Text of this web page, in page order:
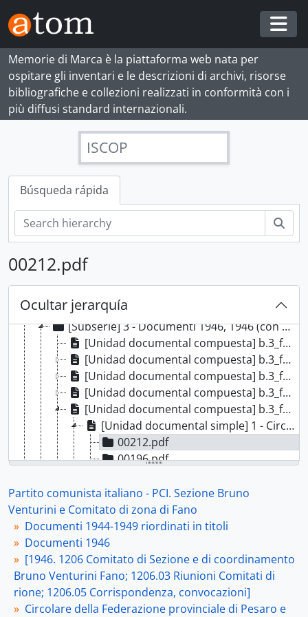
Skip to main content
Memorie di Marca è la piattaforma web nata per
ospitare gli inventari e le descrizioni di archivi, risorse
bibliografiche e collezioni realizzati in conformità con i
più diffusi standard internazionali.
ISCOP
Búsqueda rápida
00212.pdf
Ocultar jerarquía
[Fondo] APCISBVCZF - Partito comunista italiano - PCI. Sezione Bruno Venturini e Comitato di zona di Fano, 1944-1983 (con lacune e documenti del [1930-1943?])
[Serie] 1 - Documenti 1944-1949 riordinati in titoli, 1944-1949 con documenti del 1936, 1938-1939
[Subserie] 2 - Documenti 1945, 1945 (con documenti del 1944)
[Subserie] 3 - Documenti 1946, 1946 (con documenti del 1936, 1938-1939)
[Unidad documental compuesta] b.3_fasc.1 - [1946. 200 Documenti su Problemi giovanili; 200.01 Movimento Giovani Comunisti e Sezione Lavoro Giovanile, cellule giovanili], 1946
[Unidad documental compuesta] b.3_fasc.2 - [1946. 401 Partito Socialista Italiano. 402 Partito Repubblicano Italiano. 418 Partito d'Azione. 508 CLN], 1946
[Unidad documental compuesta] b.3_fasc.3 - [1946. 1202 Comitato federale di Pesaro. Verbali, documenti, convocazioni. 1203 Segretario, Segreteria, Direzione della Federazione di Pesaro. Verbali, documenti, convocazioni], 1946
[Unidad documental compuesta] b.3_fasc.4 - [1946. 1205 Segretario, Segreteria della Sezione di Fano Bruno Venturini; 1205.02 Avvisi, resoconti conferenze, comizi; 1205.05 Corrispondenza, convocazioni; 1205.07 Sussidi e assistenza], 1946
[Unidad documental compuesta] b.3_fasc.5 - [1946. 1206 Comitato di Sezione e di coordinamento Bruno Venturini Fano; 1206.03 Riunioni Comitati di rione; 1206.05 Corrispondenza, convocazioni], 1946
[Unidad documental simple] 1 - Circolare della Federazione provinciale di Pesaro e Urbino del Partito comunista italiano - PCI destinata alle sezioni, Pesaro, 30 settembre 1946
00212.pdf
00196.pdf
[Unidad documental simple] 3 - Lettera di Bruno Fazi per il Comitato di sezione della Sezione di Fano del Partito comunista italiano - PCI, Fano, 12 novembre 1946
[Unidad documental compuesta] b.3_fasc.6 - [1946. 1209 Cellule della Sezione di Fano; 1209.01 Elenchi componenti e segretari delle cellule e dei Comitati di cellula; 1209.02 Relazioni politico-amministrative mensili], 1946
[Unidad documental compuesta] b.3_fasc.7 - [1946. 1209 Cellule della Sezione di Fano; 1209.03 Relazioni riunioni di cellula; 1209.05 Convocazioni, corrispondenza], 1946
[Unidad documental compuesta] b.3_fasc.8 - [1946. 1301 Organizzazione Sezione di Fano; 1301.04 Tesseramento; 1301.05 Provvedimenti disciplinari, dimissioni dal Partito; 1301.06 Note biografiche e richieste d'iscrizione; 1301.07 Richieste informazioni; 1301.08 Comitato Organizzazione Cellule], 1946
[Unidad documental compuesta] b.3_fasc.9 - [1946. 1302 Problemi e organizzazione giovanile; 1302.07 Problemi della pesca e portuali; 1302.08 Problemi dell'Agricoltura], 1946 (con documenti del 1936, 1938-1939)
[Unidad documental compuesta] b.3_fasc.10 - [1946. 1303 Sezione Agit-Prop; 1303.03 Diffusione stampa, di quotidiani, riviste, opuscoli; 1303.05 Giornale murale; 1303.06 Trasmissione articoli alla stampa; 1303.07 Celebrazioni, commemorazioni, anniversari], 1946
[Unidad documental compuesta] b.3_fasc.11 - [1946. 1304 Problemi attività artistico-culturali; 1304.03 Gruppo Rinascita], 1946
[Unidad documental compuesta] b.3_fasc.12 - [1946. 1309 Problemi relativi al Comune di Fano; 1309.01 Problemi Giunta comunale di Fano; 1309.02 Documenti della Giunta provinciale sul Comune di Fano; 1309.03 Problemi relativi all'Amministrazione comunale ed Enti locali (ECA, IRAB ecc.)], 1946
Partito comunista italiano - PCI. Sezione Bruno
Venturini e Comitato di zona di Fano
Documenti 1944-1949 riordinati in titoli
Documenti 1946
[1946. 1206 Comitato di Sezione e di coordinamento
Bruno Venturini Fano; 1206.03 Riunioni Comitati di
rione; 1206.05 Corrispondenza, convocazioni]
Circolare della Federazione provinciale di Pesaro e